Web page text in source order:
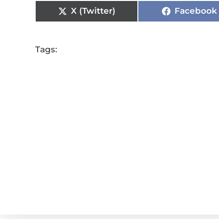
X (Twitter) Facebook
Tags: